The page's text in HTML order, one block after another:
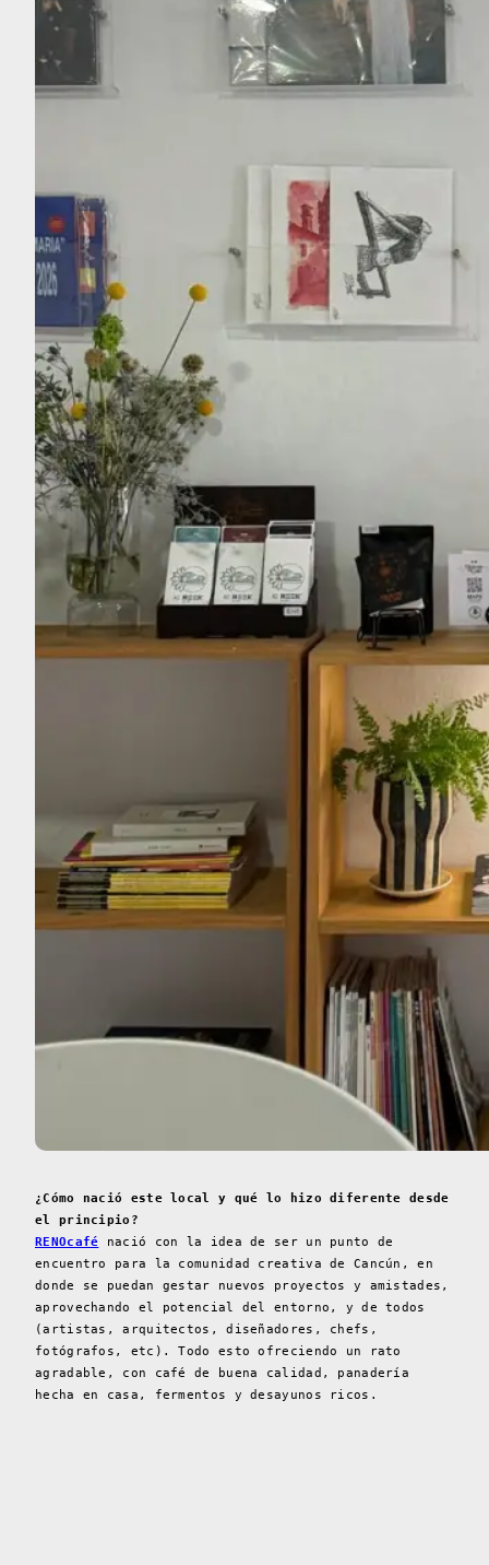
¿Cómo nació este local y qué lo hizo diferente desde
el principio?
RENOcafé nació con la idea de ser un punto de
encuentro para la comunidad creativa de Cancún, en
donde se puedan gestar nuevos proyectos y amistades,
aprovechando el potencial del entorno, y de todos
(artistas, arquitectos, diseñadores, chefs,
fotógrafos, etc). Todo esto ofreciendo un rato
agradable, con café de buena calidad, panadería
hecha en casa, fermentos y desayunos ricos.